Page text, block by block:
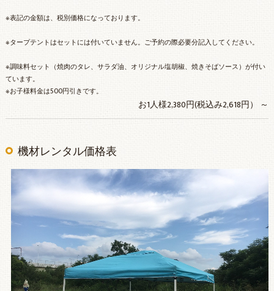
※表記の金額は、税別価格になっております。
※タープテントはセットには付いていません。ご予約の際必要分記入してください。
※調味料セット（焼肉のタレ、サラダ油、オリジナル塩胡椒、焼きそばソース）が付い
ています。
※お子様料金は500円引きです。
お1人様2,380円(税込み2,618円） ～
機材レンタル価格表